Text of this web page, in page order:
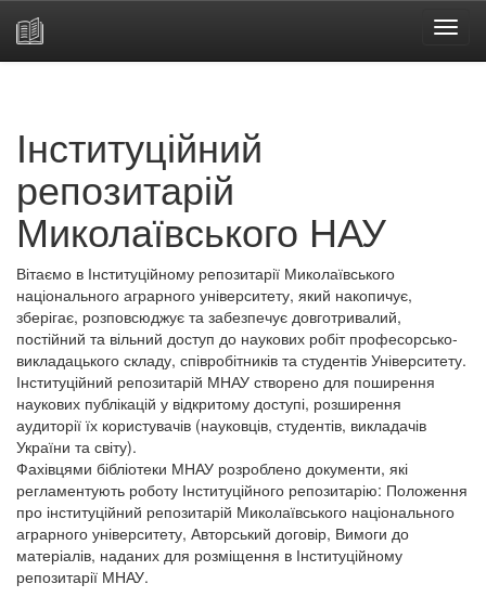
Інституційний
репозитарій
Миколаївського НАУ
Вітаємо в Інституційному репозитарії Миколаївського
національного аграрного університету, який накопичує,
зберігає, розповсюджує та забезпечує довготривалий,
постійний та вільний доступ до наукових робіт професорсько-
викладацького складу, співробітників та студентів Університету.
Інституційний репозитарій МНАУ створено для поширення
наукових публікацій у відкритому доступі, розширення
аудиторії їх користувачів (науковців, студентів, викладачів
України та світу).
Фахівцями бібліотеки МНАУ розроблено документи, які
регламентують роботу Інституційного репозитарію: Положення
про інституційний репозитарій Миколаївського національного
аграрного університету, Авторський договір, Вимоги до
матеріалів, наданих для розміщення в Інституційному
репозитарії МНАУ.